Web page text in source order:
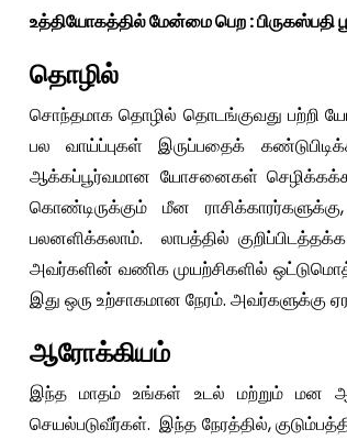
உத்தியோகத்தில் மேன்மை பெற : பிருகஸ்பதி
தொழில்
சொந்தமாக தொழில் தொடங்குவது பற்றி
பல வாய்ப்புகள் இருப்பதைக்
ஆக்கப்பூர்வமான யோசனைகள்
கொண்டிருக்கும் மீன
பலனளிக்கலாம். லாபத்தில்
அவர்களின் வணிக முயற்சிகளில்
இது ஒரு உற்சாகமான நேரம். அவர்களுக்கு
ஆரோக்கியம்
இந்த மாதம் உங்கள் உடல் மற்றும் மன
செயல்படுவீர்கள். இந்த நேரத்தில்,